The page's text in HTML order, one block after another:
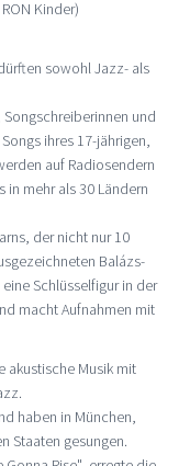
Kinder)
sowohl Jazz- als
und
ihres 17-jährigen,
auf Radiosendern
in mehr als 30 Ländern
der nicht nur 10
Balázs-
Schlüsselfigur in der
macht Aufnahmen mit
akustische Musik mit
haben in München,
Staaten gesungen.